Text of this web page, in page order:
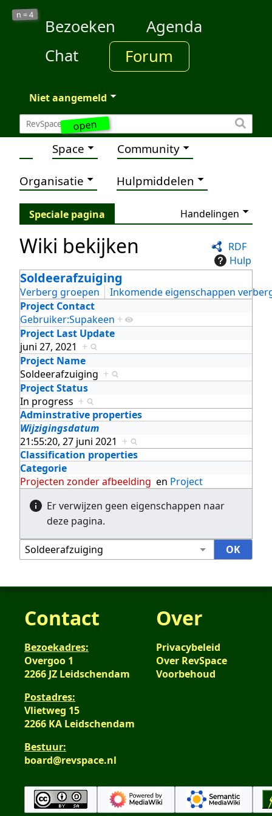
open
n =4
Bezoeken
Agenda
Chat
Forum
Niet aangemeld
Space Community
Organisatie Hulpmiddelen
Speciale pagina Handelingen
RDF
Hulp
Wiki bekijken
Soldeerafzuiging
Verberg groepen
Inkomende eigenschappen
Project Contact
Gebruiker:Supakeen +
Project Last Update
juni 27, 2021 +
Project Name
Soldeerafzuiging +
Project Status
In progress +
Adminstrative properties
Wijzigingsdatum
21:55:20, 27 juni 2021 +
Classification properties
Categorie
Projecten zonder afbeelding en Project
Er verwijzen geen eigenschappen naar
deze pagina.
Contact
Bezoekadres:
Overgoo 1
2266 JZ Leidschendam
Postadres:
Vlietweg 15
2266 KA Leidschendam
Bestuur:
board@revspace.nl
Over
Privacybeleid
Over RevSpace
Voorbehoud